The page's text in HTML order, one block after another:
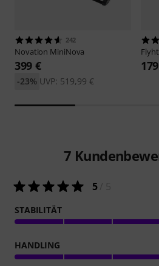
242
Novation MiniNova
399 €
UVP: 519,99 €
-23%
7
5/ 5
STABILITÄT
HANDLING